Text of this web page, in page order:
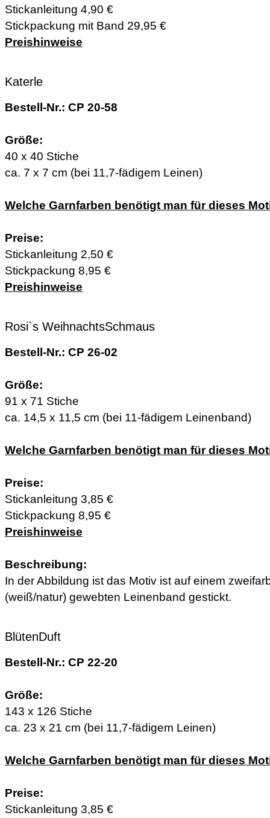
Stickanleitung 4,90 €
Stickpackung mit Band 29,95 €
Preishinweise
Katerle
Bestell-Nr.: CP 20-58
Größe:
40 x 40 Stiche
ca. 7 x 7 cm (bei 11,7-fädigem Leinen)
Welche Garnfarben benötigt man für dieses
Preise:
Stickanleitung 2,50 €
Stickpackung 8,95 €
Preishinweise
Rosi`s WeihnachtsSchmaus
Bestell-Nr.: CP 26-02
Größe:
91 x 71 Stiche
ca. 14,5 x 11,5 cm (bei 11-fädigem Leinenband)
Welche Garnfarben benötigt man für dieses
Preise:
Stickanleitung 3,85 €
Stickpackung 8,95 €
Preishinweise
Beschreibung:
In der Abbildung ist das Motiv ist auf einem
(weiß/natur) gewebten Leinenband gestickt.
BlütenDuft
Bestell-Nr.: CP 22-20
Größe:
143 x 126 Stiche
ca. 23 x 21 cm (bei 11,7-fädigem Leinen)
Welche Garnfarben benötigt man für dieses
Preise:
Stickanleitung 3,85 €